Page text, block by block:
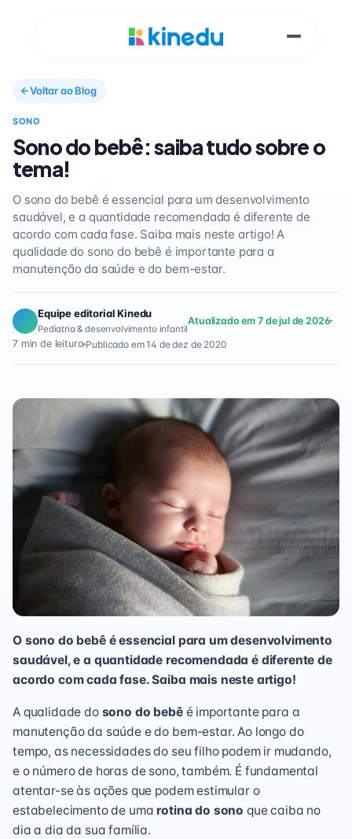
Voltar ao Blog
SONO
Sono do bebê: saiba tudo sobre o
tema!
O sono do bebê é essencial para um desenvolvimento
saudável, e a quantidade recomendada é diferente de
acordo com cada fase. Saiba mais neste artigo! A
qualidade do sono do bebê é importante para a
manutenção da saúde e do bem-estar.
Equipe editorial Kinedu
Pediatria & desenvolvimento infantil
Atualizado em 7 de jul de 2026
7 min de leitura Publicado em 14 de dez de 2020
O sono do bebê é essencial para um desenvolvimento
saudável, e a quantidade recomendada é diferente de
acordo com cada fase. Saiba mais neste artigo!
A qualidade do sono do bebê é importante para a
manutenção da saúde e do bem-estar. Ao longo do
tempo, as necessidades do seu filho podem ir mudando,
e o número de horas de sono, também. É fundamental
atentar-se às ações que podem estimular o
estabelecimento de uma rotina do sono que caiba no
dia a dia da sua família.